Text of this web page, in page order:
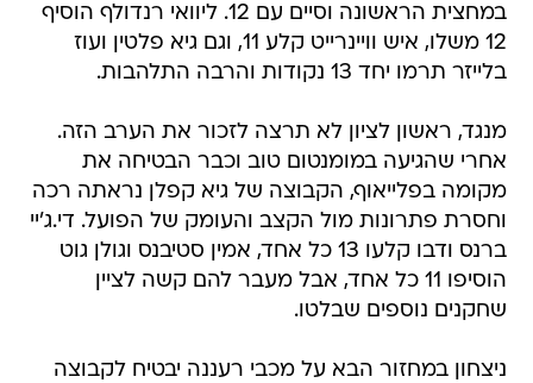
במחצית הראשונה וסיים עם 12. ליוואי רנדולף הוסיף
12 משלו, איש וויינרייט קלע 11, וגם גיא פלטין ועוז
בלייזר תרמו יחד 13 נקודות והרבה התלהבות.
מנגד, ראשון לציון לא תרצה לזכור את הערב הזה.
אחרי שהגיעה במומנטום טוב וכבר הבטיחה את
מקומה בפלייאוף, הקבוצה של גיא קפלן נראתה רכה
וחסרת פתרונות מול הקצב והעומק של הפועל. די.ג'יי
ברנס ודבו קלעו 13 כל אחד, אמין סטיבנס וגולן גוט
הוסיפו 11 כל אחד, אבל מעבר להם קשה לציין
שחקנים נוספים שבלטו.
ניצחון במחזור הבא על מכבי רעננה יבטיח לקבוצה